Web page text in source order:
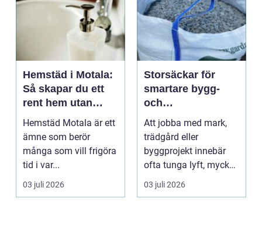
Hemstäd i Motala:
Så skapar du ett
rent hem utan
stress
Hemstäd Motala är ett
ämne som berör
många som vill frigöra
tid i var...
03 juli 2026
Storsäckar för
smartare bygg-
och
trädgårdsprojekt
Att jobba med mark,
trädgård eller
byggprojekt innebär
ofta tunga lyft, mycket
logis...
03 juli 2026